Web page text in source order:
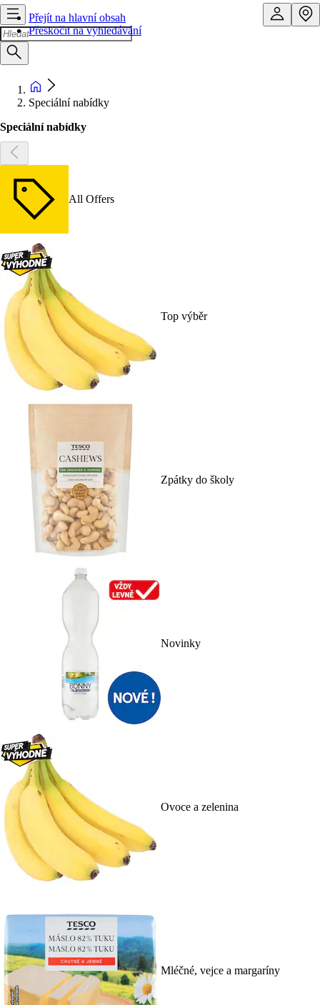
Přejít na hlavní obsah
Přeskočit na vyhledávání
Speciální nabídky
Speciální nabídky
All Offers
Top výběr
Zpátky do školy
Novinky
Ovoce a zelenina
Mléčné, vejce a margaríny